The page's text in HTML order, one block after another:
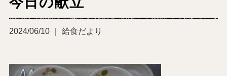
2024/06/10 ｜ 給食だより